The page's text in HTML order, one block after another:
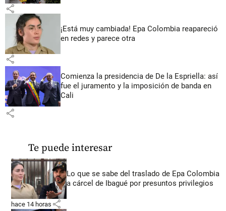
share
¡Está muy cambiada! Epa Colombia reapareció
en redes y parece otra
share
Comienza la presidencia de De la Espriella: así
fue el juramento y la imposición de banda en
Cali
share
Te puede interesar
Lo que se sabe del traslado de Epa Colombia
a cárcel de Ibagué por presuntos privilegios
hace 14 horas share